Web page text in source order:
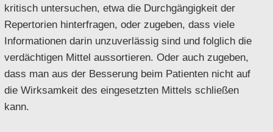
kritisch untersuchen, etwa die Durchgängigkeit der
Repertorien hinterfragen, oder zugeben, dass viele
Informationen darin unzuverlässig sind und folglich die
verdächtigen Mittel aussortieren. Oder auch zugeben,
dass man aus der Besserung beim Patienten nicht auf
die Wirksamkeit des eingesetzten Mittels schließen
kann.